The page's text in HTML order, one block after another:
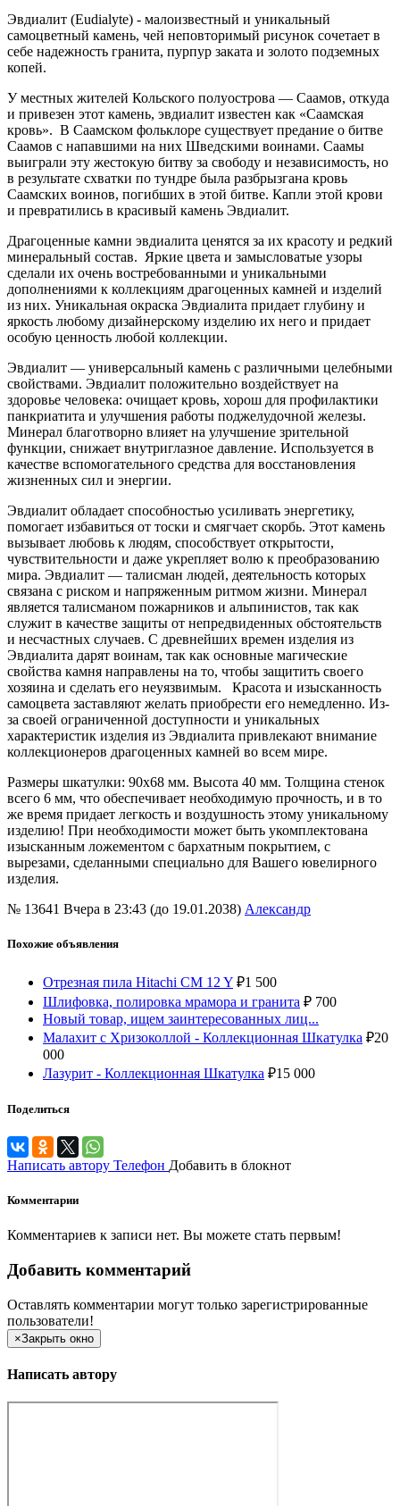
Эвдиалит (Eudialyte) - малоизвестный и уникальный
самоцветный камень, чей неповторимый рисунок сочетает в
себе надежность гранита, пурпур заката и золото подземных
копей.
У местных жителей Кольского полуострова — Саамов, откуда
и привезен этот камень, эвдиалит известен как «Саамская
кровь». В Саамском фольклоре существует предание о битве
Саамов с напавшими на них Шведскими воинами. Саамы
выиграли эту жестокую битву за свободу и независимость, но
в результате схватки по тундре была разбрызгана кровь
Саамских воинов, погибших в этой битве. Капли этой крови
и превратились в красивый камень Эвдиалит.
Драгоценные камни эвдиалита ценятся за их красоту и редкий
минеральный состав. Яркие цвета и замысловатые узоры
сделали их очень востребованными и уникальными
дополнениями к коллекциям драгоценных камней и изделий
из них. Уникальная окраска Эвдиалита придает глубину и
яркость любому дизайнерскому изделию их него и придает
особую ценность любой коллекции.
Эвдиалит — универсальный камень с различными целебными
свойствами. Эвдиалит положительно воздействует на
здоровье человека: очищает кровь, хорош для профилактики
панкриатита и улучшения работы поджелудочной железы.
Минерал благотворно влияет на улучшение зрительной
функции, снижает внутриглазное давление. Используется в
качестве вспомогательного средства для восстановления
жизненных сил и энергии.
Эвдиалит обладает способностью усиливать энергетику,
помогает избавиться от тоски и смягчает скорбь. Этот камень
вызывает любовь к людям, способствует открытости,
чувствительности и даже укрепляет волю к преобразованию
мира. Эвдиалит — талисман людей, деятельность которых
связана с риском и напряженным ритмом жизни. Минерал
является талисманом пожарников и альпинистов, так как
служит в качестве защиты от непредвиденных обстоятельств
и несчастных случаев. С древнейших времен изделия из
Эвдиалита дарят воинам, так как основные магические
свойства камня направлены на то, чтобы защитить своего
хозяина и сделать его неуязвимым. Красота и изысканность
самоцвета заставляют желать приобрести его немедленно. Из-
за своей ограниченной доступности и уникальных
характеристик изделия из Эвдиалита привлекают внимание
коллекционеров драгоценных камней во всем мире.
Размеры шкатулки: 90x68 мм. Высота 40 мм. Толщина стенок
всего 6 мм, что обеспечивает необходимую прочность, и в то
же время придает легкость и воздушность этому уникальному
изделию! При необходимости может быть укомплектована
изысканным ложементом с бархатным покрытием, с
вырезами, сделанными специально для Вашего ювелирного
изделия.
№ 13641 Вчера в 23:43 (до 19.01.2038) Александр
Похожие объявления
Отрезная пила Hitachi CM 12 Y ₽1 500
Шлифовка, полировка мрамора и гранита ₽ 700
Новый товар, ищем заинтересованных лиц...
Малахит с Хризоколлой - Коллекционная Шкатулка ₽20
000
Лазурит - Коллекционная Шкатулка ₽15 000
Поделиться
Написать автору Телефон Добавить в блокнот
Комментарии
Комментариев к записи нет. Вы можете стать первым!
Добавить комментарий
Оставлять комментарии могут только зарегистрированные
пользователи!
×Закрыть окно
Написать автору